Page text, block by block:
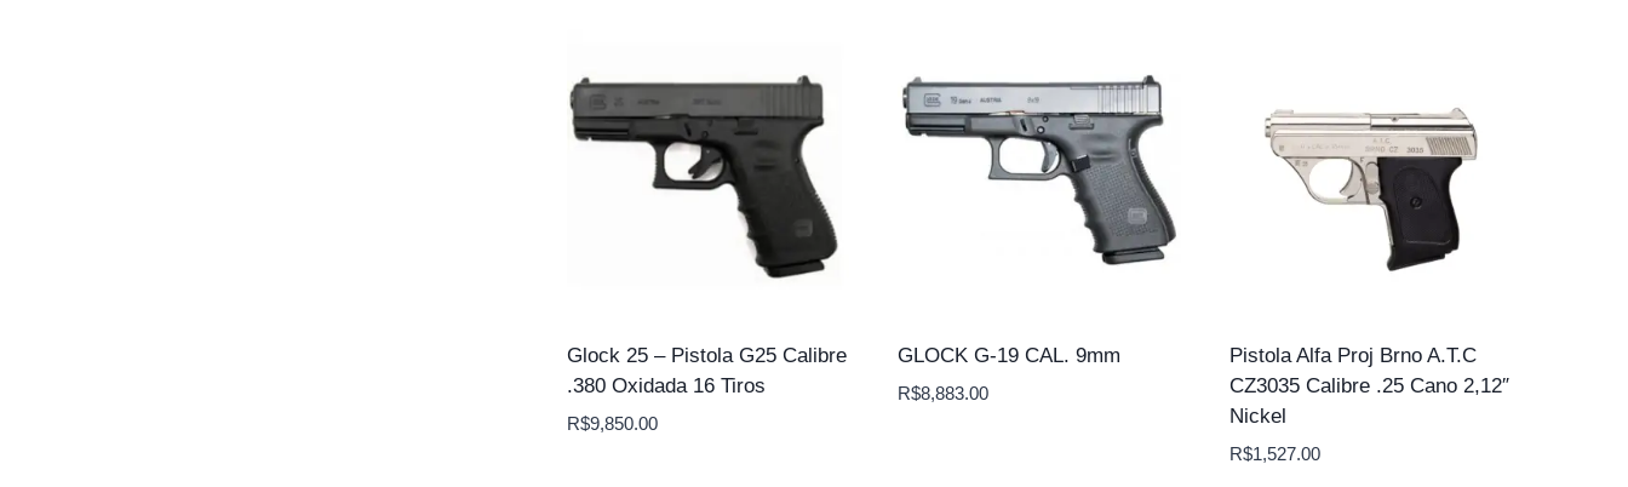
Glock 25 – Pistola G25 Calibre
.380 Oxidada 16 Tiros
R$9,850.00
GLOCK G-19 CAL. 9mm
R$8,883.00
Pistola Alfa Proj Brno A.T.C
CZ3035 Calibre .25 Cano 2,12″
Nickel
R$1,527.00